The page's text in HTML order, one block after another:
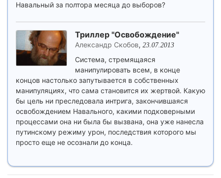
Навальный за полтора месяца до выборов?
Триллер "Освобождение"
Александр Скобов, 23.07.2013
Система, стремящаяся
манипулировать всем, в конце
концов настолько запутывается в собственных
манипуляциях, что сама становится их жертвой. Какую
бы цель ни преследовала интрига, закончившаяся
освобождением Навального, какими подковерными
процессами она ни была бы вызвана, она уже нанесла
путинскому режиму урон, последствия которого мы
просто еще не осознали до конца.